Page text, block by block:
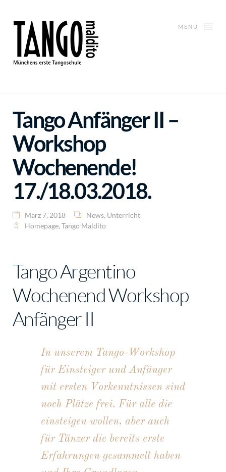
MENÜ
Tango Anfänger II –
Workshop
Wochenende!
17./18.03.2018.
März 7, 2018 News, Unterricht
Homepage, Tango Maldito
Tango Argentino
Wochenend Workshop
Anfänger II
In unserem Tango-Workshop
für Einsteiger und Anfänger
mit ersten Vorkenntnissen sind
noch Plätze frei. Für alle die
einsteigen wollen, aber auch
für Tänzer die bereits erste
Erfahrungen gesammelt haben